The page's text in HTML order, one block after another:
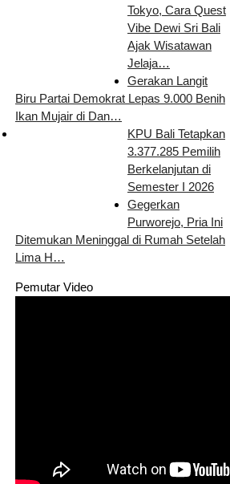
Tokyo, Cara Quest
Vibe Dewi Sri Bali
Ajak Wisatawan
Jelaja…
Gerakan Langit
Biru Partai Demokrat Lepas 9.000 Benih
Ikan Mujair di Dan…
KPU Bali Tetapkan
3.377.285 Pemilih
Berkelanjutan di
Semester I 2026
Gegerkan
Purworejo, Pria Ini
Ditemukan Meninggal di Rumah Setelah
Lima H…
Pemutar Video